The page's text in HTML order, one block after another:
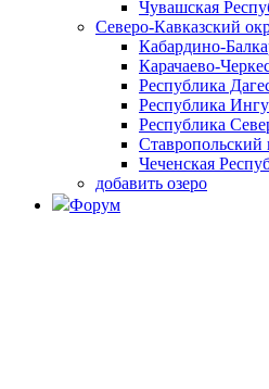
Чувашская
Северо-Кавказский
Кабардино-
Карачаево-
Республика
Республика
Республика
Ставропольский
Чеченская
добавить озеро
Форум